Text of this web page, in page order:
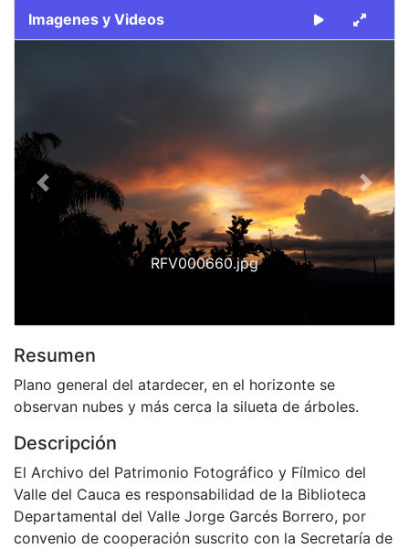
Imagenes y Videos
RFV000660.jpg
Previous Next
Resumen
Plano general del atardecer, en el horizonte se
observan nubes y más cerca la silueta de árboles.
Descripción
El Archivo del Patrimonio Fotográfico y Fílmico del
Valle del Cauca es responsabilidad de la Biblioteca
Departamental del Valle Jorge Garcés Borrero, por
convenio de cooperación suscrito con la Secretaría de